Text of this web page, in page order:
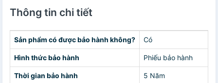
Thông tin chi tiết
Sản phẩm có được bảo hành không? Có
Hình thức bảo hành Phiếu bảo hành
Thời gian bảo hành 5 Năm